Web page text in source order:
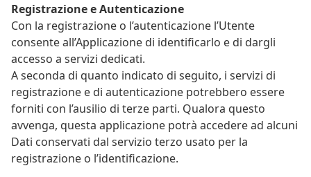
Registrazione e Autenticazione
Con la registrazione o l’autenticazione l’Utente
consente all’Applicazione di identificarlo e di dargli
accesso a servizi dedicati.
A seconda di quanto indicato di seguito, i servizi di
registrazione e di autenticazione potrebbero essere
forniti con l’ausilio di terze parti. Qualora questo
avvenga, questa applicazione potrà accedere ad alcuni
Dati conservati dal servizio terzo usato per la
registrazione o l’identificazione.